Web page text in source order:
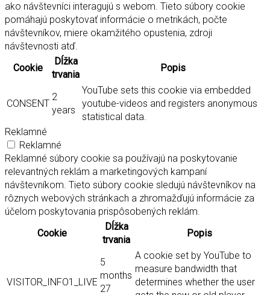
ako návštevníci interagujú s webom. Tieto súbory cookie
pomáhajú poskytovať informácie o metrikách, počte
návštevníkov, miere okamžitého opustenia, zdroji
návštevnosti atď.
Cookie
Dĺžka
trvania
Popis
CONSENT
2
years
YouTube sets this cookie via embedded
youtube-videos and registers anonymous
statistical data.
Reklamné
Reklamné
Reklamné súbory cookie sa používajú na poskytovanie
relevantných reklám a marketingových kampaní
návštevníkom. Tieto súbory cookie sledujú návštevníkov na
rôznych webových stránkach a zhromažďujú informácie za
účelom poskytovania prispôsobených reklám.
Cookie
Dĺžka
trvania
Popis
VISITOR_INFO1_LIVE
5
months
27
A cookie set by YouTube to
measure bandwidth that
determines whether the user